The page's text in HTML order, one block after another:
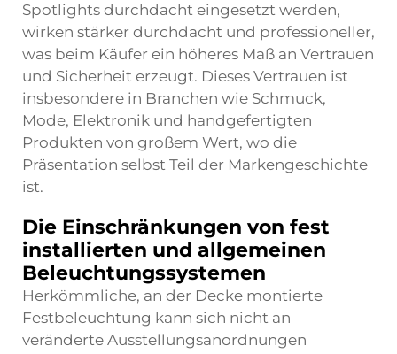
Spotlights durchdacht eingesetzt werden,
wirken stärker durchdacht und professioneller,
was beim Käufer ein höheres Maß an Vertrauen
und Sicherheit erzeugt. Dieses Vertrauen ist
insbesondere in Branchen wie Schmuck,
Mode, Elektronik und handgefertigten
Produkten von großem Wert, wo die
Präsentation selbst Teil der Markengeschichte
ist.
Die Einschränkungen von fest
installierten und allgemeinen
Beleuchtungssystemen
Herkömmliche, an der Decke montierte
Festbeleuchtung kann sich nicht an
veränderte Ausstellungsanordnungen